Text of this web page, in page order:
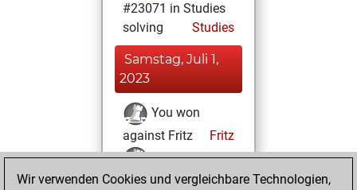
#23071 in Studies
solving
Studies
Samstag, Juli 1,
2023
You won
against Fritz
Fritz
You achieved a
BeautyScore of 5
Wir verwenden Cookies und vergleichbare Technologien,